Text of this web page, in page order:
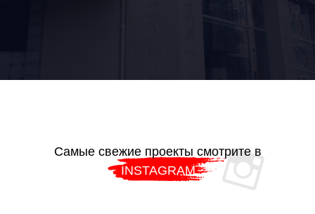
Самые свежие проекты смотритев
INSTAGRAM